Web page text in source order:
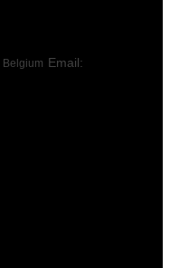
Belgium Email: